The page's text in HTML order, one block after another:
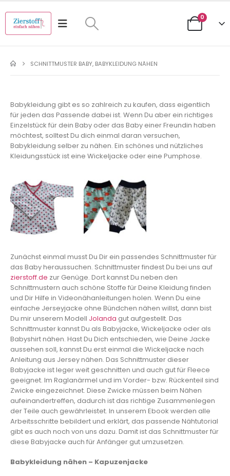
0
SCHNITTMUSTER BABY, BABYKLEIDUNG NÄHEN
Babykleidung gibt es so zahlreich zu kaufen, dass eigentlich
für jeden das Passende dabei ist. Wenn Du aber ein richtiges
Einzelstück für dein Baby oder das Baby einer Freundin haben
möchtest, solltest Du dich einmal daran versuchen,
Babykleidung selber zu nähen. Ein schönes und nützliches
Kleidungsstück ist eine Wickeljacke oder eine Pumphose.
Zunächst einmal musst Du Dir ein passendes Schnittmuster für
das Baby heraussuchen. Schnittmuster findest Du bei uns auf
zierstoff.de zur Genüge. Dort kannst Du neben den
Schnittmustern auch schöne Stoffe für Deine Kleidung finden
und Dir Hilfe in Videonähanleitungen holen. Wenn Du eine
einfache Jerseyjacke ohne Bündchen nähen willst, dann bist
Du mir unserem Modell Jolanda gut aufgestellt. Das
Schnittmuster kannst Du als Babyjacke, Wickeljacke oder als
Babyshirt nähen. Hast Du Dich entschieden, wie Deine Jacke
aussehen soll, kannst Du erst einmal die Wickeljacke nach
Anleitung aus Jersey nähen. Das Schnittmuster dieser
Babyjacke ist leger weit geschnitten und auch gut für Fleece
geeignet. Im Raglanärmel und im Vorder- bzw. Rückenteil sind
Zwicke eingezeichnet. Diese Zwicke müssen beim Nähen
aufeinandertreffen, dadurch ist das richtige Zusammenlegen
der Teile auch gewährleistet. In unserem Ebook werden alle
Arbeitsschritte bebildert und erklärt, das passende Nähtutorial
gibt es auch noch von uns dazu. Damit ist das Schnittmuster für
diese Babyjacke auch für Anfänger gut umzusetzen.
Babykleidung nähen – Kapuzenjacke